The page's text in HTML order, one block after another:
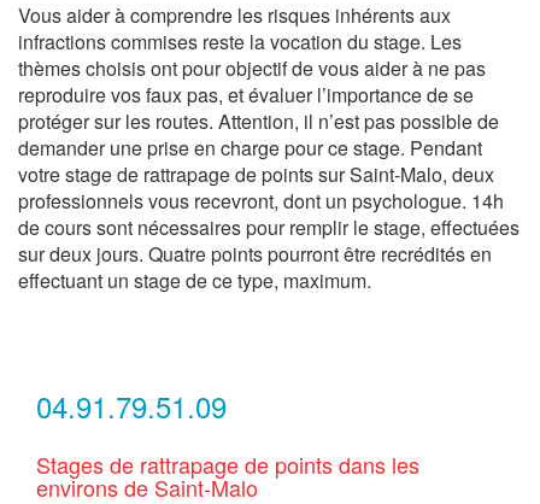
Vous aider à comprendre les risques inhérents aux
infractions commises reste la vocation du stage. Les
thèmes choisis ont pour objectif de vous aider à ne pas
reproduire vos faux pas, et évaluer l’importance de se
protéger sur les routes. Attention, il n’est pas possible de
demander une prise en charge pour ce stage. Pendant
votre stage de rattrapage de points sur Saint-Malo, deux
professionnels vous recevront, dont un psychologue. 14h
de cours sont nécessaires pour remplir le stage, effectuées
sur deux jours. Quatre points pourront être recrédités en
effectuant un stage de ce type, maximum.
04.91.79.51.09
Stages de rattrapage de points dans les
environs de Saint-Malo